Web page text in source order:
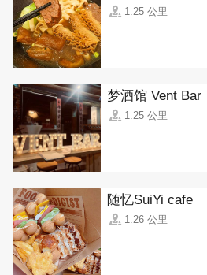
1.25 公里
梦酒馆 Vent Bar
1.25 公里
随忆SuiYi cafe
1.26 公里